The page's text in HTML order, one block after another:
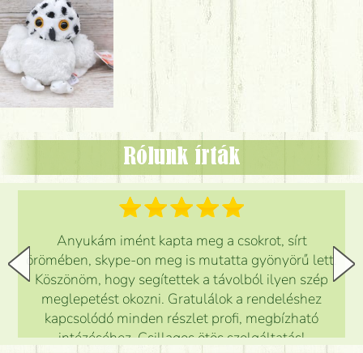
Rólunk írták
Anyukám imént kapta meg a csokrot, sírt
örömében, skype-on meg is mutatta gyönyörű lett.
Köszönöm, hogy segítettek a távolból ilyen szép
meglepetést okozni. Gratulálok a rendeléshez
kapcsolódó minden részlet profi, megbízható
intézéséhez. Csillagos ötös szolgáltatás!